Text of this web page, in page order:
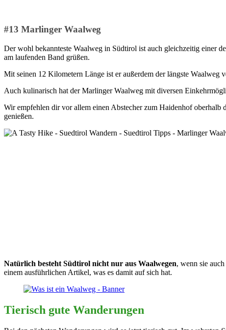
#13 Marlinger Waalweg
Der wohl bekannteste Waalweg in Südtirol ist auch gleichzeitig einer
am laufenden Band grüßen.
Mit seinen 12 Kilometern Länge ist er außerdem der längste
Auch kulinarisch hat der Marlinger Waalweg mit diversen
Wir empfehlen dir vor allem einen Abstecher zum Haidenhof
genießen.
Natürlich besteht Südtirol nicht nur aus Waalwegen, wenn sie
einem ausführlichen Artikel, was es damit auf sich hat.
Tierisch gute Wanderungen